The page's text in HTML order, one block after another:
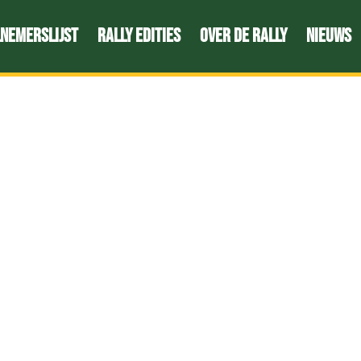
Rally edities Over de Rally Nieuws